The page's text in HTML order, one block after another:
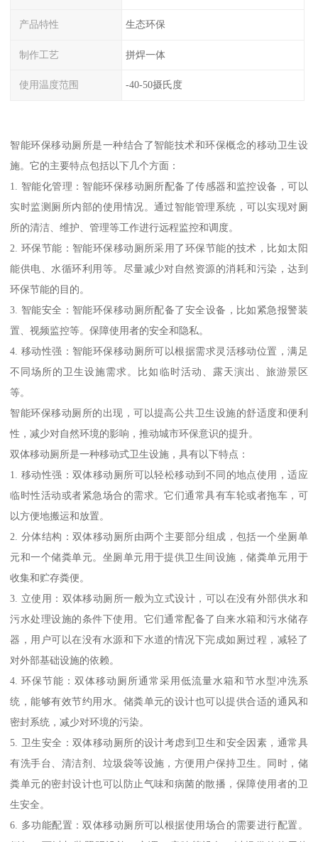
产品特性 生态环保
制作工艺 拼焊一体
使用温度范围 -40-50摄氏度
智能环保移动厕所是一种结合了智能技术和环保概念的移动卫生设
施。它的主要特点包括以下几个方面：
1. 智能化管理：智能环保移动厕所配备了传感器和监控设备，可以
实时监测厕所内部的使用情况。通过智能管理系统，可以实现对厕
所的清洁、维护、管理等工作进行远程监控和调度。
2. 环保节能：智能环保移动厕所采用了环保节能的技术，比如太阳
能供电、水循环利用等。尽量减少对自然资源的消耗和污染，达到
环保节能的目的。
3. 智能安全：智能环保移动厕所配备了安全设备，比如紧急报警装
置、视频监控等。保障使用者的安全和隐私。
4. 移动性强：智能环保移动厕所可以根据需求灵活移动位置，满足
不同场所的卫生设施需求。比如临时活动、露天演出、旅游景区
等。
智能环保移动厕所的出现，可以提高公共卫生设施的舒适度和便利
性，减少对自然环境的影响，推动城市环保意识的提升。
双体移动厕所是一种移动式卫生设施，具有以下特点：
1. 移动性强：双体移动厕所可以轻松移动到不同的地点使用，适应
临时性活动或者紧急场合的需求。它们通常具有车轮或者拖车，可
以方便地搬运和放置。
2. 分体结构：双体移动厕所由两个主要部分组成，包括一个坐厕单
元和一个储粪单元。坐厕单元用于提供卫生间设施，储粪单元用于
收集和贮存粪便。
3. 立使用：双体移动厕所一般为立式设计，可以在没有外部供水和
污水处理设施的条件下使用。它们通常配备了自来水箱和污水储存
器，用户可以在没有水源和下水道的情况下完成如厕过程，减轻了
对外部基础设施的依赖。
4. 环保节能：双体移动厕所通常采用低流量水箱和节水型冲洗系
统，能够有效节约用水。储粪单元的设计也可以提供合适的通风和
密封系统，减少对环境的污染。
5. 卫生安全：双体移动厕所的设计考虑到卫生和安全因素，通常具
有洗手台、清洁剂、垃圾袋等设施，方便用户保持卫生。同时，储
粪单元的密封设计也可以防止气味和病菌的散播，保障使用者的卫
生安全。
6. 多功能配置：双体移动厕所可以根据使用场合的需要进行配置。